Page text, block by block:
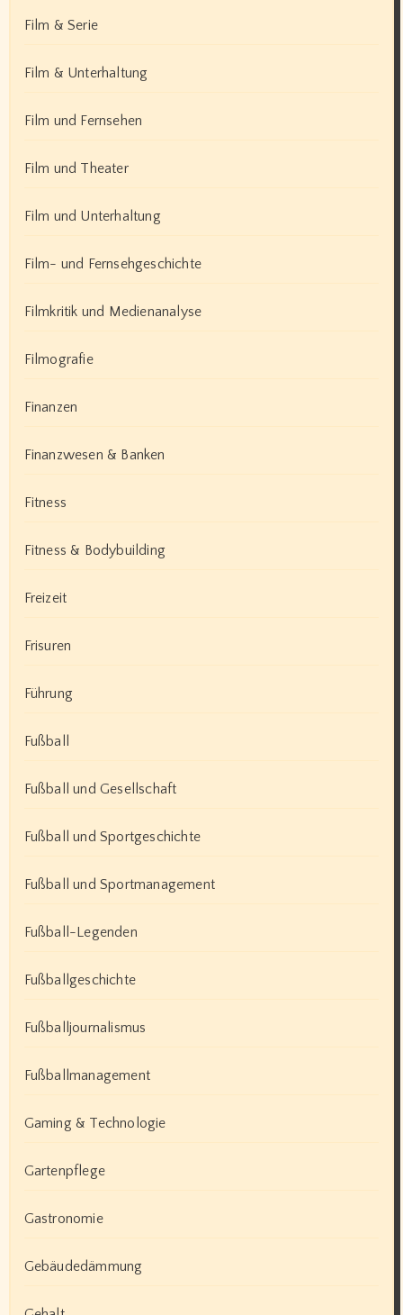
Film & Serie
Film & Unterhaltung
Film und Fernsehen
Film und Theater
Film und Unterhaltung
Film- und Fernsehgeschichte
Filmkritik und Medienanalyse
Filmografie
Finanzen
Finanzwesen & Banken
Fitness
Fitness & Bodybuilding
Freizeit
Frisuren
Führung
Fußball
Fußball und Gesellschaft
Fußball und Sportgeschichte
Fußball und Sportmanagement
Fußball-Legenden
Fußballgeschichte
Fußballjournalismus
Fußballmanagement
Gaming & Technologie
Gartenpflege
Gastronomie
Gebäudedämmung